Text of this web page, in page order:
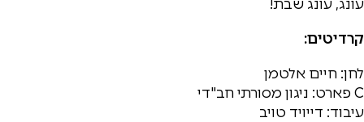
עונג, עונג שבת!
קרדיטים:
לחן: חיים אלטמן
C פארט: ניגון מסורתי חב"די
עיבוד: דייויד טויב